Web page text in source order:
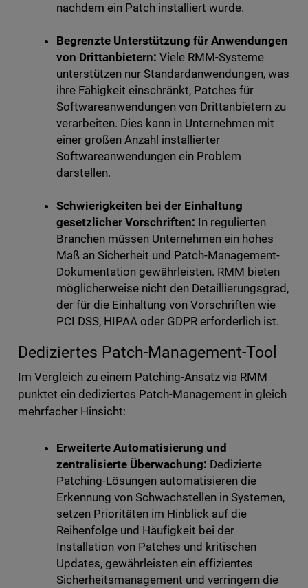
nachdem ein Patch installiert wurde.
Begrenzte Unterstützung für Anwendungen
von Drittanbietern: Viele RMM-Systeme
unterstützen nur Standardanwendungen, was
ihre Fähigkeit einschränkt, Patches für
Softwareanwendungen von Drittanbietern zu
verarbeiten. Dies kann in Unternehmen mit
einer großen Anzahl installierter
Softwareanwendungen ein Problem
darstellen.
Schwierigkeiten bei der Einhaltung
gesetzlicher Vorschriften: In regulierten
Branchen müssen Unternehmen ein hohes
Maß an Sicherheit und Patch-Management-
Dokumentation gewährleisten. RMM bieten
möglicherweise nicht den Detaillierungsgrad,
der für die Einhaltung von Vorschriften wie
PCI DSS, HIPAA oder GDPR erforderlich ist.
Dediziertes Patch-Management-Tool
Im Vergleich zu einem Patching-Ansatz via RMM
punktet ein dediziertes Patch-Management in gleich
mehrfacher Hinsicht:
Erweiterte Automatisierung und
zentralisierte Überwachung: Dedizierte
Patching-Lösungen automatisieren die
Erkennung von Schwachstellen in Systemen,
setzen Prioritäten im Hinblick auf die
Reihenfolge und Häufigkeit bei der
Installation von Patches und kritischen
Updates, gewährleisten ein effizientes
Sicherheitsmanagement und verringern die